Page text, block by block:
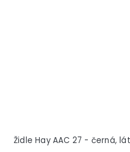
Židle Hay AAC 27 - černá,